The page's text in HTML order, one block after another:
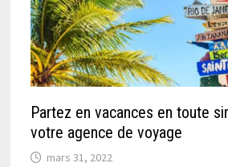
Partez en vacances en toute
votre agence de voyage
mars 31, 2022